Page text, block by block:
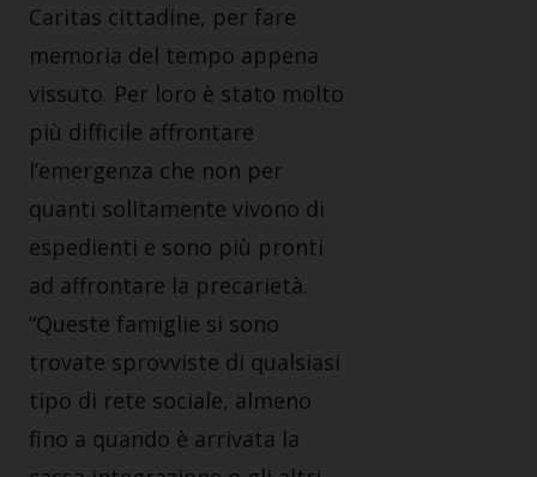
Caritas cittadine, per fare
memoria del tempo appena
vissuto. Per loro è stato molto
più difficile affrontare
l’emergenza che non per
quanti solitamente vivono di
espedienti e sono più pronti
ad affrontare la precarietà.
“Queste famiglie si sono
trovate sprovviste di qualsiasi
tipo di rete sociale, almeno
fino a quando è arrivata la